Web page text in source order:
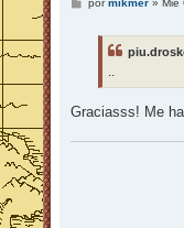
pormikmer» Mié
..
Graciasss! Me